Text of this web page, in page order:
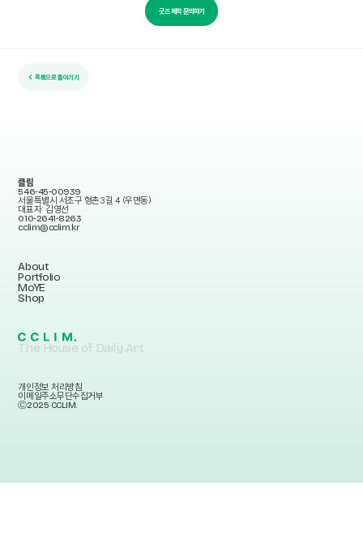
굿즈 제작 문의하기
← 목록으로 돌아가기
클림
546-45-00939
서울특별시 서초구 형촌3길 4 (우면동)
대표자: 김영선
010-2641-8263
cclim@cclim.kr
About
Portfolio
MoYE
Shop
The House of Daily Art
개인정보 처리방침
이메일주소무단수집거부
Ⓒ2025 CCLIM.